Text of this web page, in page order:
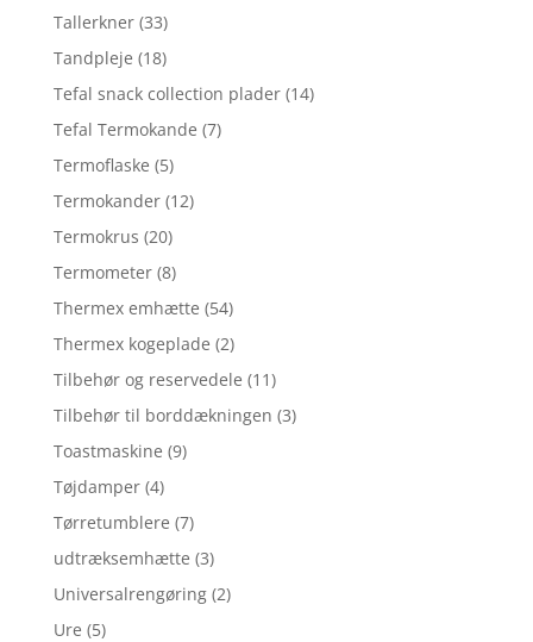
Tallerkner (33)
Tandpleje (18)
Tefal snack collection plader (14)
Tefal Termokande (7)
Termoflaske (5)
Termokander (12)
Termokrus (20)
Termometer (8)
Thermex emhætte (54)
Thermex kogeplade (2)
Tilbehør og reservedele (11)
Tilbehør til borddækningen (3)
Toastmaskine (9)
Tøjdamper (4)
Tørretumblere (7)
udtræksemhætte (3)
Universalrengøring (2)
Ure (5)